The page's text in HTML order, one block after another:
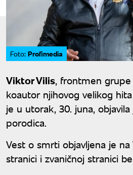
Foto: Profimedia
Viktor Vilis, frontmen grupe
koautor njihovog velikog
je u utorak, 30. juna,
porodica.
Vest o smrti objavljena je na
stranici i zvaničnoj stranici